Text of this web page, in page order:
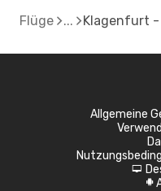
Flüge Klagenfurt -
Allgemeine
d
A